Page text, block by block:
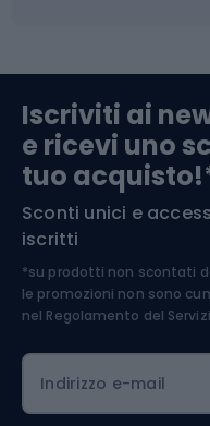
Abbigliamento da
Componenti per
Arrampicata
Medicina dello
Abbigliamento
Iscriviti ai
e ricevi uno
tuo
Sconti unici e
iscritti
*su prodotti non scontati
le promozioni non sono
nel Regolamento del
Indirizzo e-mail